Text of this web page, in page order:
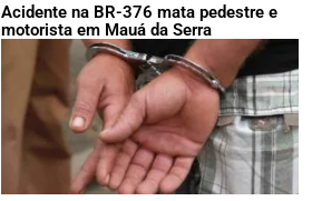
Acidente na BR-376 mata pedestre e
motorista em Mauá da Serra